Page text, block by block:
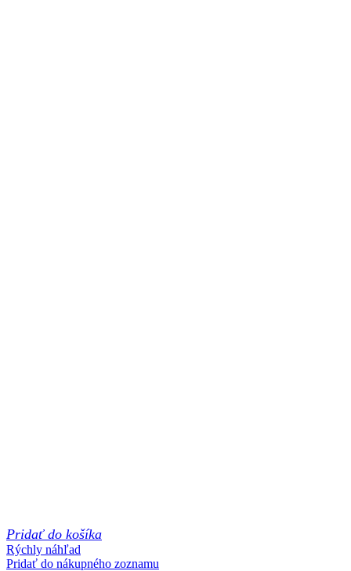
Pridať do košíka
Rýchly náhľad
Pridať do nákupného zoznamu